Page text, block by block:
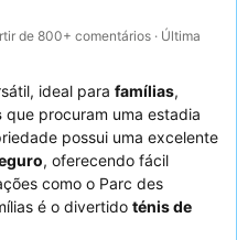
de 800+ comentários · Última
ideal para famílias,
que procuram uma estadia
possui uma excelente
, oferecendo fácil
como o Parc des
é o divertido ténis de